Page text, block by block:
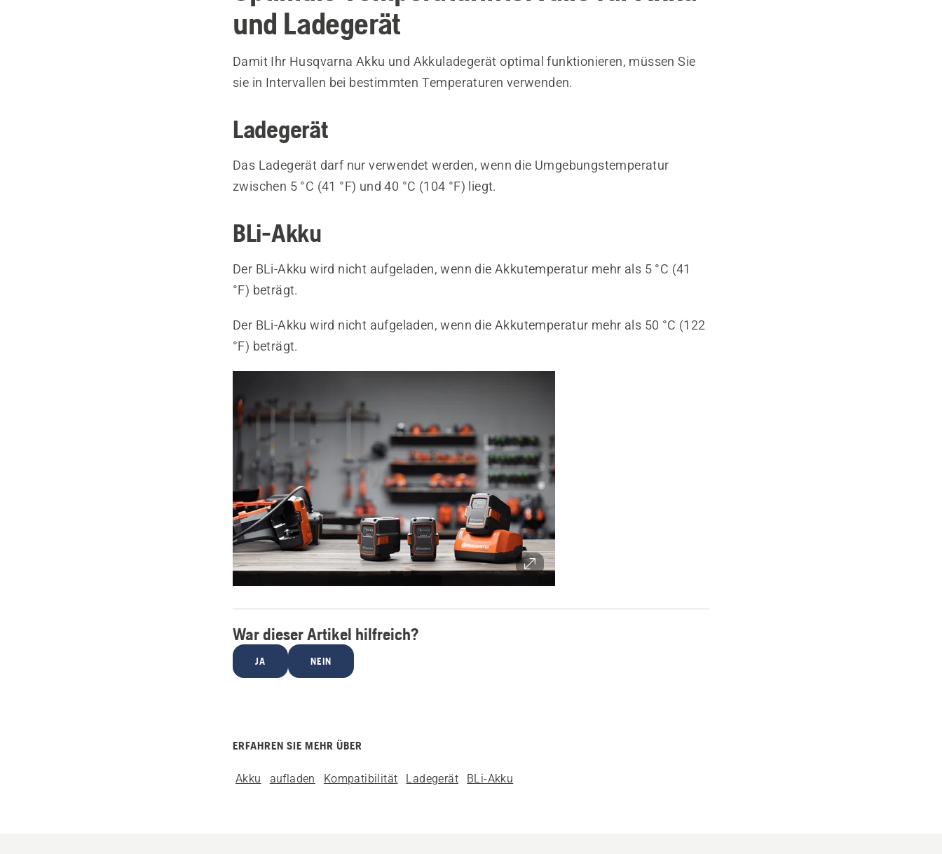
und Ladegerät
Damit Ihr Husqvarna Akku und Akkuladegerät optimal funktionieren, müssen Sie
sie in Intervallen bei bestimmten Temperaturen verwenden.
Ladegerät
Das Ladegerät darf nur verwendet werden, wenn die Umgebungstemperatur
zwischen 5 °C (41 °F) und 40 °C (104 °F) liegt.
BLi-Akku
Der BLi-Akku wird nicht aufgeladen, wenn die Akkutemperatur mehr als 5 °C (41
°F) beträgt.
Der BLi-Akku wird nicht aufgeladen, wenn die Akkutemperatur mehr als 50 °C (122
°F) beträgt.
War dieser Artikel hilfreich?
JA NEIN
ERFAHREN SIE MEHR ÜBER
Akku aufladen Kompatibilität Ladegerät BLi-Akku